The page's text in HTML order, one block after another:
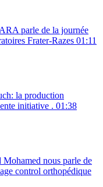
parle de la journée
Frater-Razes 01:11
la production
initiative . 01:38
Mohamed nous parle de
control orthopédique